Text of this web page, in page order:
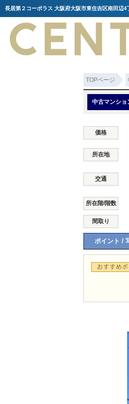
TOPページ
中古マンショ
価格
所在地
交通
所在階/階数
間取り
ポイント /